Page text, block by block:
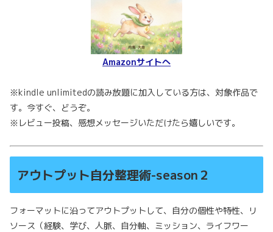
Amazonサイトへ
※kindle unlimitedの読み放題に加入している方は、対象作品で
す。今すぐ、どうぞ。
※レビュー投稿、感想メッセージいただけたら嬉しいです。
アウトプット自分整理術-season２
フォーマットに沿ってアウトプットして、自分の個性や特性、リ
ソース（経験、学び、人脈、自分軸、ミッション、ライフワー